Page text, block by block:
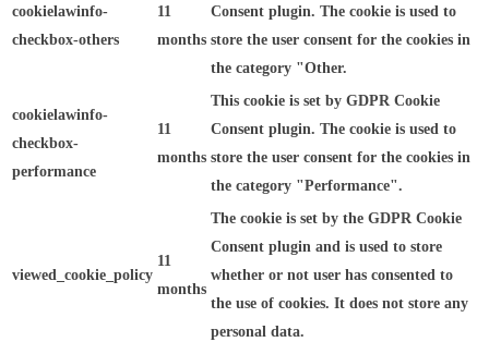
cookielawinfo-
checkbox-others
11
months
Consent plugin. The cookie is used to
store the user consent for the cookies in
the category "Other.
cookielawinfo-
checkbox-
performance
11
months
This cookie is set by GDPR Cookie
Consent plugin. The cookie is used to
store the user consent for the cookies in
the category "Performance".
viewed_cookie_policy
11
months
The cookie is set by the GDPR Cookie
Consent plugin and is used to store
whether or not user has consented to
the use of cookies. It does not store any
personal data.